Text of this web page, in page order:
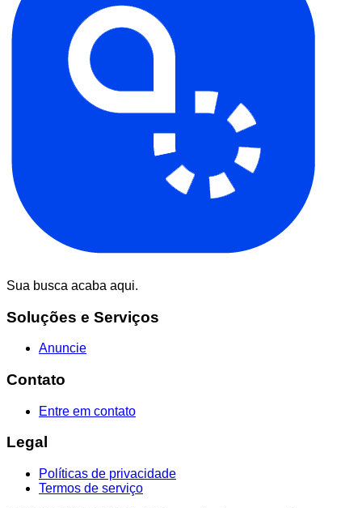
Sua busca acaba aqui.
Soluções e Serviços
Anuncie
Contato
Entre em contato
Legal
Políticas de privacidade
Termos de serviço